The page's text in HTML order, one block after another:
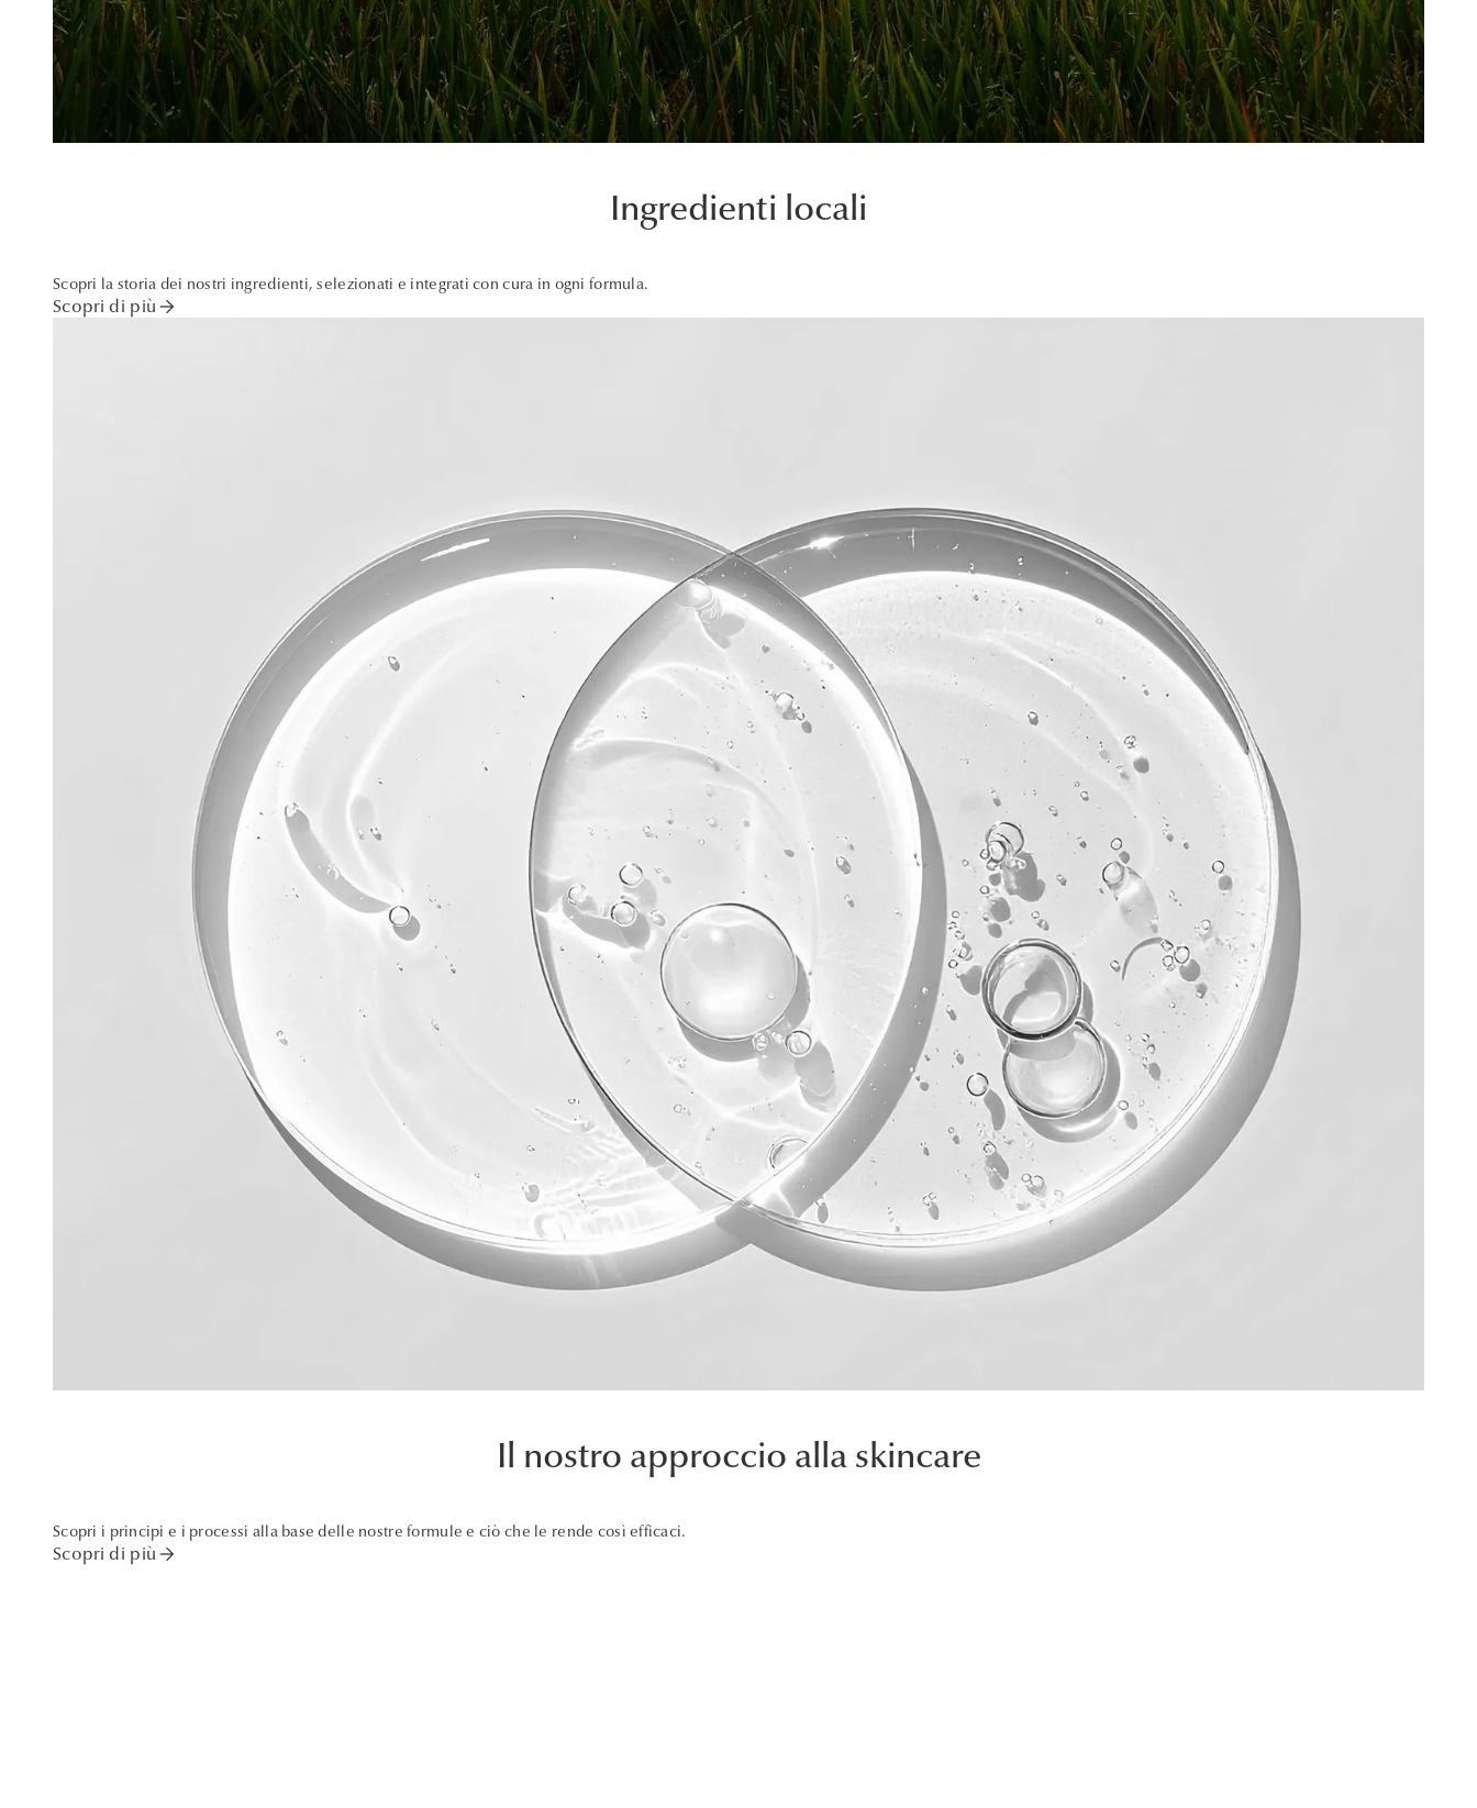
Ingredienti locali
Scopri la storia dei nostri ingredienti, selezionati e integrati con cura in ogni formula.
Scopri di più arrow_forward
Il nostro approccio alla skincare
Scopri i principi e i processi alla base delle nostre formule e ciò che le rende così efficaci.
Scopri di più arrow_forward